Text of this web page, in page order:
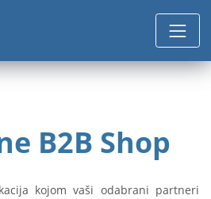
B2B Shop
kojom vaši odabrani partneri